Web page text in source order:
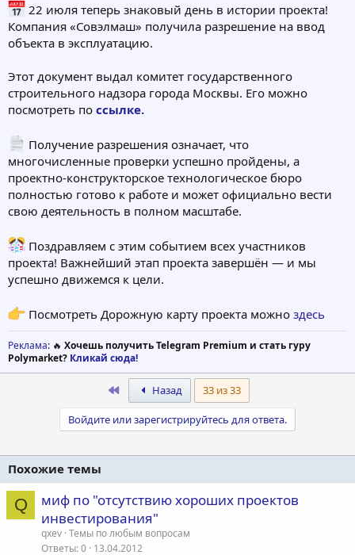
22 июля теперь знаковый день в истории проекта!
Компания «Совэлмаш» получила разрешение на ввод
объекта в эксплуатацию.
Этот документ выдал комитет государственного
строительного надзора города Москвы. Его можно
посмотреть по ссылке.
Получение разрешения означает, что
многочисленные проверки успешно пройдены, а
проектно-конструкторское технологическое бюро
полностью готово к работе и может официально вести
свою деятельность в полном масштабе.
Поздравляем с этим событием всех участников
проекта! Важнейший этап проекта завершён — и мы
успешно движемся к цели.
Посмотреть Дорожную карту проекта можно здесь
Реклама: 🔥 Хочешь получить Telegram Premium и стать гуру
Polymarket? Кликай сюда!
First Назад 33 из 33
Войдите или зарегистрируйтесь для ответа.
Похожие темы
Q
миф по "отсутствию хороших проектов
инвестирования"
qxev Темы по любым вопросам
Ответы 0 13.04.2012